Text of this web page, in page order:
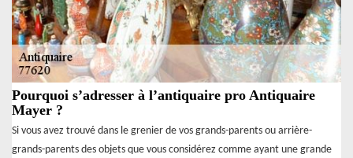
Pourquoi s’adresser à l’antiquaire pro Antiquaire
Mayer ?
Si vous avez trouvé dans le grenier de vos grands-parents ou arrière-
grands-parents des objets que vous considérez comme ayant une grande